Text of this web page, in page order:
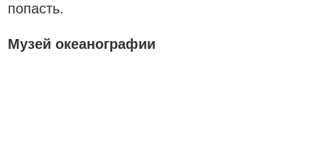
попасть.
Музей океанографии